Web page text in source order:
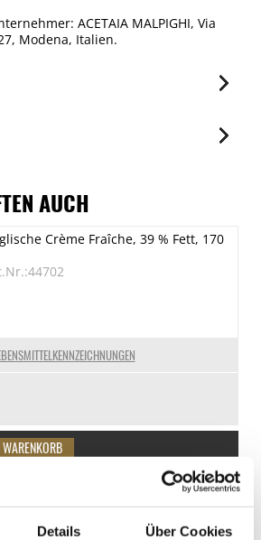
Details Über Cookies
ACETAIA MALPIGHI, Via
Modena, Italien.
Fettsäuren
AUCH
Crème Fraîche, 39 % Fett, 170
3% Trüffel, Foie
Trapez, Rougié, 310 g